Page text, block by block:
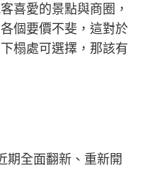
喜愛的景點與商圈，
個要價不斐，這對於
榻處可選擇，那該有
期全面翻新、重新開